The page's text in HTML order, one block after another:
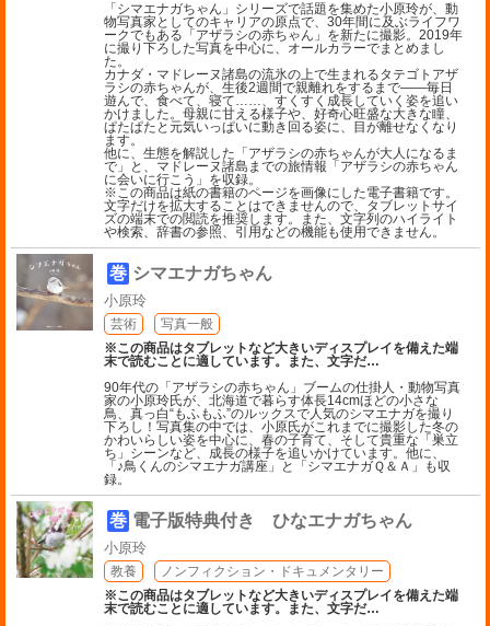
「シマエナガちゃん」シリーズで話題を集めた小原玲が、動
物写真家としてのキャリアの原点で、30年間に及ぶライフワ
ークでもある「アザラシの赤ちゃん」を新たに撮影。2019年
に撮り下ろした写真を中心に、オールカラーでまとめまし
た。
カナダ・マドレーヌ諸島の流氷の上で生まれるタテゴトアザ
ラシの赤ちゃんが、生後2週間で親離れをするまで――毎日
遊んで、食べて、寝て……、すくすく成長していく姿を追い
かけました。母親に甘える様子や、好奇心旺盛な大きな瞳、
ぱたぱたと元気いっぱいに動き回る姿に、目が離せなくなり
ます。
他に、生態を解説した「アザラシの赤ちゃんが大人になるま
で」と、マドレーヌ諸島までの旅情報「アザラシの赤ちゃん
に会いに行こう」を収録。
※この商品は紙の書籍のページを画像にした電子書籍です。
文字だけを拡大することはできませんので、タブレットサイ
ズの端末での閲読を推奨します。また、文字列のハイライト
や検索、辞書の参照、引用などの機能も使用できません。
巻 シマエナガちゃん
小原玲
芸術
写真一般
※この商品はタブレットなど大きいディスプレイを備えた端
末で読むことに適しています。また、文字だ…
90年代の「アザラシの赤ちゃん」ブームの仕掛人・動物写真
家の小原玲氏が、北海道で暮らす体長14cmほどの小さな
鳥、真っ白“もふもふ”のルックスで人気のシマエナガを撮り
下ろし！写真集の中では、小原氏がこれまでに撮影した冬の
かわいらしい姿を中心に、春の子育て、そして貴重な「巣立
ち」シーンなど、成長の様子を追いかけています。他に、
「♪鳥くんのシマエナガ講座」と「シマエナガＱ＆Ａ」も収
録。
巻 電子版特典付き ひなエナガちゃん
小原玲
教養
ノンフィクション・ドキュメンタリー
※この商品はタブレットなど大きいディスプレイを備えた端
末で読むことに適しています。また、文字だ…